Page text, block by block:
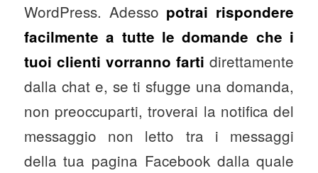
WordPress. Adesso potrai rispondere
facilmente a tutte le domande che i
tuoi clienti vorranno farti direttamente
dalla chat e, se ti sfugge una domanda,
non preoccuparti, troverai la notifica del
messaggio non letto tra i messaggi
della tua pagina Facebook dalla quale